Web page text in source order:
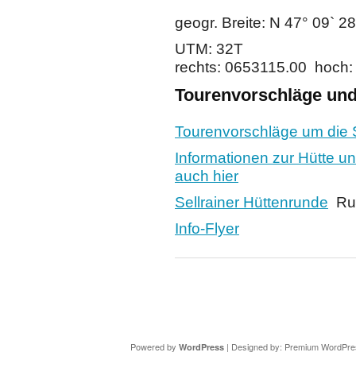
geogr. Breite: N 47° 09`
UTM: 32T
rechts: 0653115.00
Tourenvorschläge
Tourenvorschläge um die
Informationen zur Hütte
auch hier
Sellrainer Hüttenrunde
Info-Flyer
Powered by WordPress| Designed by: Premium